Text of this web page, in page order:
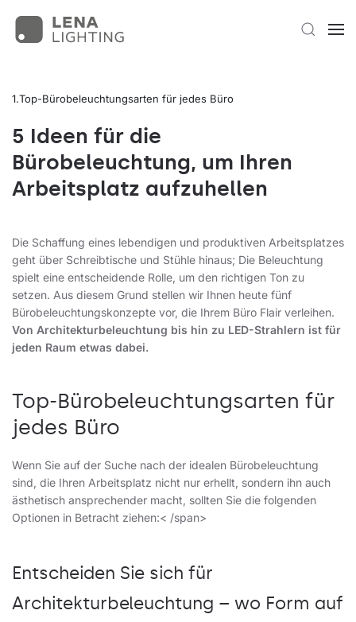
Top-Bürobeleuchtungsarten für jedes Büro
5 Ideen für die
Bürobeleuchtung, um Ihren
Arbeitsplatz aufzuhellen
Die Schaffung eines lebendigen und produktiven Arbeitsplatzes
geht über Schreibtische und Stühle hinaus; Die Beleuchtung
spielt eine entscheidende Rolle, um den richtigen Ton zu
setzen. Aus diesem Grund stellen wir Ihnen heute fünf
Bürobeleuchtungskonzepte vor, die Ihrem Büro Flair verleihen.
Von Architekturbeleuchtung bis hin zu LED-Strahlern ist für
jeden Raum etwas dabei.
Top-Bürobeleuchtungsarten für
jedes Büro
Wenn Sie auf der Suche nach der idealen Bürobeleuchtung
sind, die Ihren Arbeitsplatz nicht nur erhellt, sondern ihn auch
ästhetisch ansprechender macht, sollten Sie die folgenden
Optionen in Betracht ziehen:< /span>
Entscheiden Sie sich für
Architekturbeleuchtung – wo Form auf